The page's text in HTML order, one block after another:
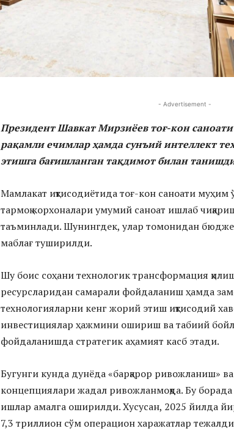
- Advertisement -
Президент Шавкат Мирзиёев тоғ-кон саноати
рақамли ечимлар ҳамда сунъий интеллект
этишга бағишланган тақдимот билан
Мамлакат иқтисодиётида тоғ-кон саноати
тармоқ корхоналари умумий саноат ишлаб
таъминлади. Шунингдек, улар томонидан
маблағ туширилди.
Шу боис соҳани технологик трансформация
ресурсларидан самарали фойдаланиш ҳамда
технологияларни кенг жорий этиш иқтисодий
инвестициялар ҳажмини ошириш ва табиий
фойдаланишда стратегик аҳамият касб этади.
Бугунги кунда дунёда «барқарор ривожланиш» ва
концепциялари жадал ривожланмоқда. Бу
ишлар амалга оширилди. Хусусан, 2025 йилда
7,3 триллион сўм операцион харажатлар